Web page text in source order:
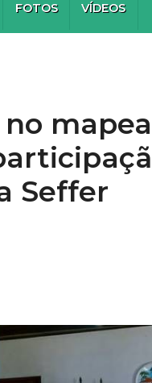
FOTOS VÍDEOS
Seffer